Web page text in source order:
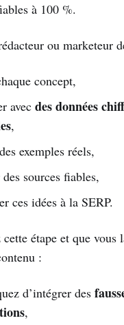
à 100 %.
ou marketeur
concept,
avec des données
,
exemples réels,
sources fiables,
ces idées à la SERP.
étape et que vous
:
d’intégrer des
,